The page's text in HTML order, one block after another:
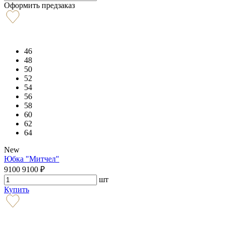
Оформить предзаказ
46
48
50
52
54
56
58
60
62
64
New
Юбка "Митчел"
9100 9100 ₽
шт
Купить